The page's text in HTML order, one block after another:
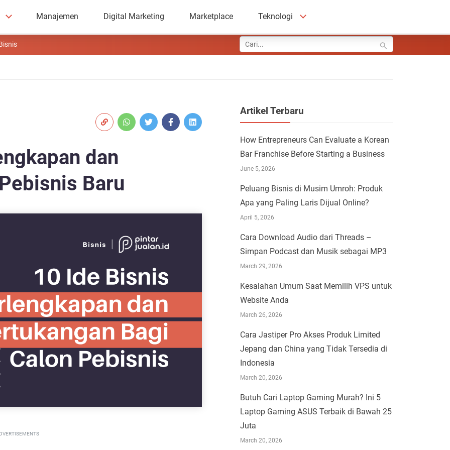
Manajemen Digital Marketing Marketplace Teknologi
dan
Baru
Artikel Terbaru
How Entrepreneurs Can Evaluate a Korean
Bar Franchise Before Starting a Business
June 5, 2026
Peluang Bisnis di Musim Umroh: Produk
Apa yang Paling Laris Dijual Online?
April 5, 2026
Cara Download Audio dari Threads –
Simpan Podcast dan Musik sebagai MP3
March 29, 2026
Kesalahan Umum Saat Memilih VPS untuk
Website Anda
March 26, 2026
Cara Jastiper Pro Akses Produk Limited
Jepang dan China yang Tidak Tersedia di
Indonesia
March 20, 2026
Butuh Cari Laptop Gaming Murah? Ini 5
Laptop Gaming ASUS Terbaik di Bawah 25
Juta
March 20, 2026